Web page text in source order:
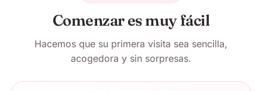
Comenzar es muy fácil
Hacemos que su primera visita sea sencilla,
acogedora y sin sorpresas.